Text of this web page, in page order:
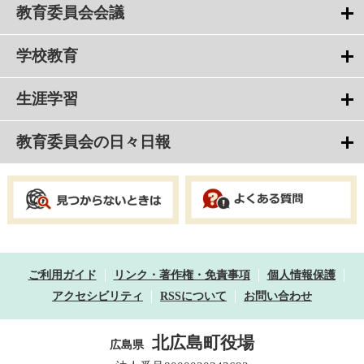
教育委員会会議
学校教育
生涯学習
教育委員会の日々日報
ご利用ガイド リンク・著作権・免責事項
個人情報保護
アクセシビリティ
RSSについて お問い合わせ
広島県 北広島町役場